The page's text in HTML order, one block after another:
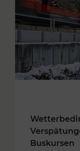
Buskursen